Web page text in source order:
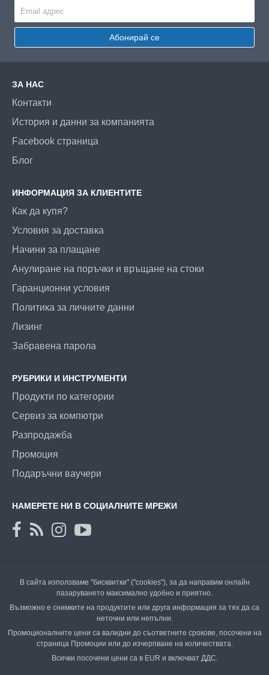
Абонирай се
ЗА НАС
Контакти
История и данни за компанията
Facebook страница
Блог
ИНФОРМАЦИЯ ЗА КЛИЕНТИТЕ
Как да купя?
Условия за доставка
Начини за плащане
Анулиране на поръчки и връщане на стоки
Гаранционни условия
Политика за личните данни
Лизинг
Забравена парола
РУБРИКИ И ИНСТРУМЕНТИ
Продукти по категории
Сервиз за компютри
Разпродажба
Промоция
Подаръчни ваучери
НАМЕРЕТЕ НИ В СОЦИАЛНИТЕ МРЕЖИ
В сайта използваме "бисквитки" ("cookies"), за да направим онлайн
пазаруването максимално удобно и приятно.
Възможно е снимките на продуктите или друга информация за тях да са
неточни или непълни.
Промоционалните цени са валидни до съответните срокове, посочени на
страница Промоции или до изчерпване на количествата.
Всички посочени цени са в EUR и включват ДДС.